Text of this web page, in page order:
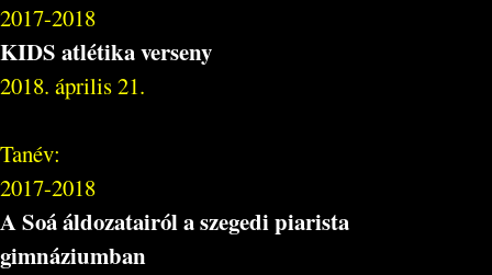
2017-2018
KIDS atlétika verseny
2018. április 21.
Tanév:
2017-2018
A Soá áldozatairól a szegedi piarista
gimnáziumban